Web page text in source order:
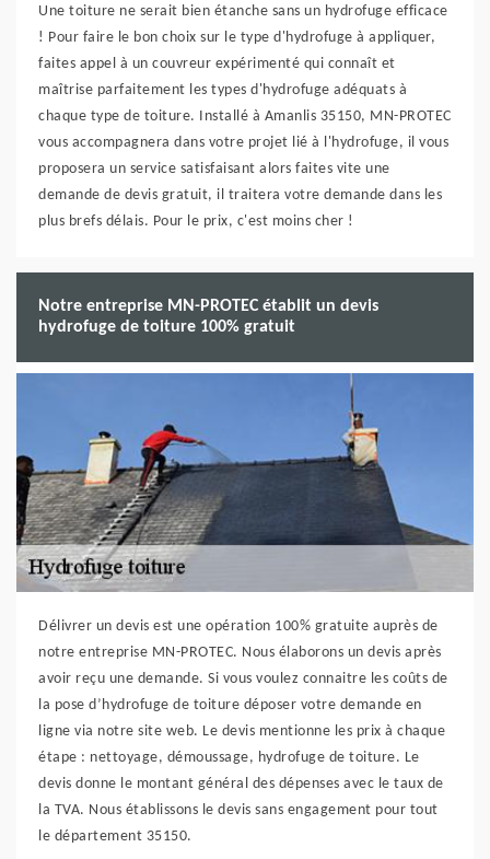
Une toiture ne serait bien étanche sans un hydrofuge efficace
! Pour faire le bon choix sur le type d'hydrofuge à appliquer,
faites appel à un couvreur expérimenté qui connaît et
maîtrise parfaitement les types d'hydrofuge adéquats à
chaque type de toiture. Installé à Amanlis 35150, MN-PROTEC
vous accompagnera dans votre projet lié à l'hydrofuge, il vous
proposera un service satisfaisant alors faites vite une
demande de devis gratuit, il traitera votre demande dans les
plus brefs délais. Pour le prix, c'est moins cher !
Notre entreprise MN-PROTEC établit un devis
hydrofuge de toiture 100% gratuit
Délivrer un devis est une opération 100% gratuite auprès de
notre entreprise MN-PROTEC. Nous élaborons un devis après
avoir reçu une demande. Si vous voulez connaitre les coûts de
la pose d’hydrofuge de toiture déposer votre demande en
ligne via notre site web. Le devis mentionne les prix à chaque
étape : nettoyage, démoussage, hydrofuge de toiture. Le
devis donne le montant général des dépenses avec le taux de
la TVA. Nous établissons le devis sans engagement pour tout
le département 35150.